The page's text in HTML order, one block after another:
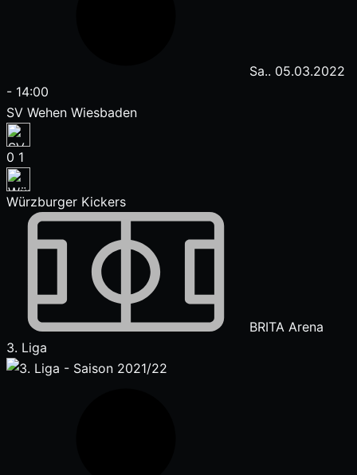
Sa.. 05.03.2022
- 14:00
SV Wehen Wiesbaden
0 1
Würzburger Kickers
BRITA Arena
3. Liga